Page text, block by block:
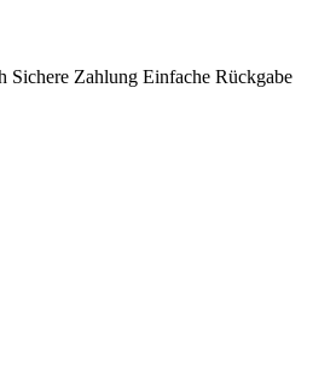
Sichere Zahlung Einfache Rückgabe